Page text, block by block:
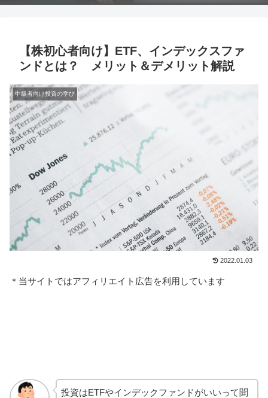
【株初心者向け】ETF、インデックスファ
ンドとは？ メリット＆デメリット解説
中級者向け投資の学び
2022.01.03
＊当サイトではアフィリエイト広告を利用しています
投資はETFやインデックファンドがいいって聞